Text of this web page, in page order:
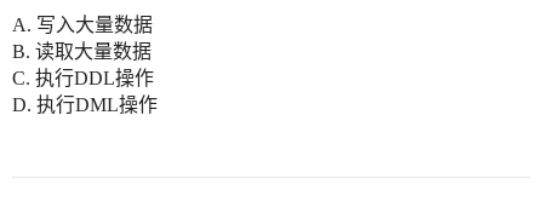
A. 写入大量数据
B. 读取大量数据
C. 执行DDL操作
D. 执行DML操作